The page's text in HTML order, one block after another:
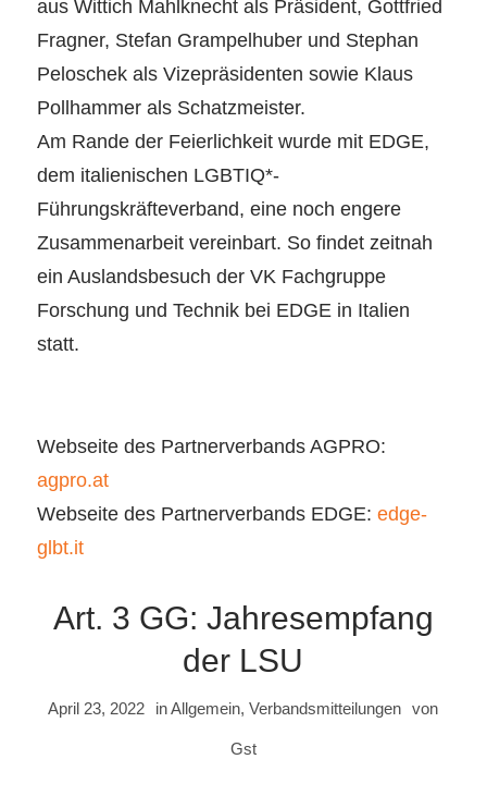
aus Wittich Mahlknecht als Präsident, Gottfried
Fragner, Stefan Grampelhuber und Stephan
Peloschek als Vizepräsidenten sowie Klaus
Pollhammer als Schatzmeister.
Am Rande der Feierlichkeit wurde mit EDGE,
dem italienischen LGBTIQ*-
Führungskräfteverband, eine noch engere
Zusammenarbeit vereinbart. So findet zeitnah
ein Auslandsbesuch der VK Fachgruppe
Forschung und Technik bei EDGE in Italien
statt.
Webseite des Partnerverbands AGPRO:
agpro.at
Webseite des Partnerverbands EDGE: edge-
glbt.it
Art. 3 GG: Jahresempfang
der LSU
April 23, 2022 inAllgemein,Verbandsmitteilungen von
Gst